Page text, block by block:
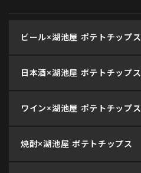
ビール×湖池屋 ポテトチップス
日本酒×湖池屋 ポテトチップス
ワイン×湖池屋 ポテトチップス
焼酎×湖池屋 ポテトチップス